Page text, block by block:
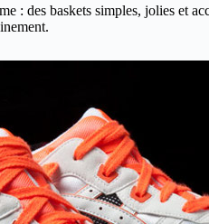
: des baskets simples, jolies et